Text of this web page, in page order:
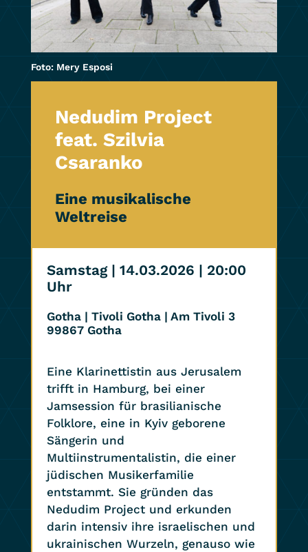
Foto: Mery Esposi
Nedudim Project
feat. Szilvia
Csaranko
Eine musikalische
Weltreise
Samstag | 14.03.2026 | 20:00
Uhr
Gotha | Tivoli Gotha | Am Tivoli 3
99867 Gotha
Eine Klarinettistin aus Jerusalem
trifft in Hamburg, bei einer
Jamsession für brasilianische
Folklore, eine in Kyiv geborene
Sängerin und
Multiinstrumentalistin, die einer
jüdischen Musikerfamilie
entstammt. Sie gründen das
Nedudim Project und erkunden
darin intensiv ihre israelischen und
ukrainischen Wurzeln, genauso wie